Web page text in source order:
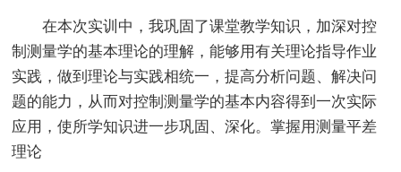
在本次实训中，我巩固了课堂教学知识，加深对控
制测量学的基本理论的理解，能够用有关理论指导作业
实践，做到理论与实践相统一，提高分析问题、解决问
题的能力，从而对控制测量学的基本内容得到一次实际
应用，使所学知识进一步巩固、深化。掌握用测量平差
理论